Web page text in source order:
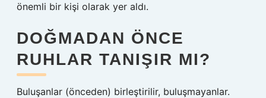
önemli bir kişi olarak yer aldı.
DOĞMADAN ÖNCE
RUHLAR TANIŞIR MI?
Buluşanlar (önceden) birleştirilir, buluşmayanlar.